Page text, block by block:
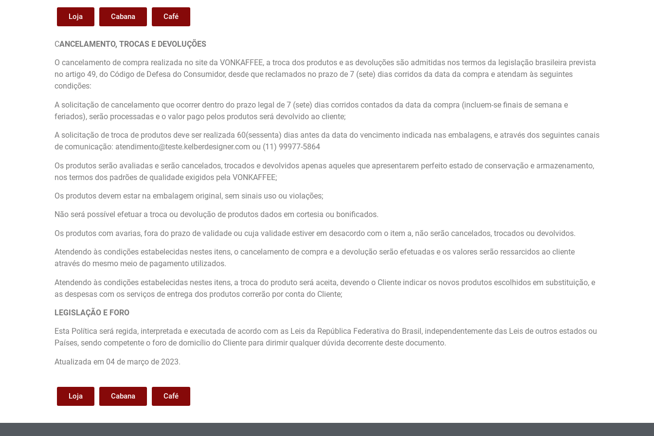
Loja Cabana Café
CANCELAMENTO, TROCAS E DEVOLUÇÕES
O cancelamento de compra realizada no site da VONKAFFEE, a troca dos produtos e as devoluções são admitidas nos termos da legislação brasileira prevista
no artigo 49, do Código de Defesa do Consumidor, desde que reclamados no prazo de 7 (sete) dias corridos da data da compra e atendam às seguintes
condições:
A solicitação de cancelamento que ocorrer dentro do prazo legal de 7 (sete) dias corridos contados da data da compra (incluem-se finais de semana e
feriados), serão processadas e o valor pago pelos produtos será devolvido ao cliente;
A solicitação de troca de produtos deve ser realizada 60(sessenta) dias antes da data do vencimento indicada nas embalagens, e através dos seguintes canais
de comunicação: atendimento@teste.kelberdesigner.com ou (11) 99977-5864
Os produtos serão avaliadas e serão cancelados, trocados e devolvidos apenas aqueles que apresentarem perfeito estado de conservação e armazenamento,
nos termos dos padrões de qualidade exigidos pela VONKAFFEE;
Os produtos devem estar na embalagem original, sem sinais uso ou violações;
Não será possível efetuar a troca ou devolução de produtos dados em cortesia ou bonificados.
Os produtos com avarias, fora do prazo de validade ou cuja validade estiver em desacordo com o item a, não serão cancelados, trocados ou devolvidos.
Atendendo às condições estabelecidas nestes itens, o cancelamento de compra e a devolução serão efetuadas e os valores serão ressarcidos ao cliente
através do mesmo meio de pagamento utilizados.
Atendendo às condições estabelecidas nestes itens, a troca do produto será aceita, devendo o Cliente indicar os novos produtos escolhidos em substituição, e
as despesas com os serviços de entrega dos produtos correrão por conta do Cliente;
LEGISLAÇÃO E FORO
Esta Política será regida, interpretada e executada de acordo com as Leis da República Federativa do Brasil, independentemente das Leis de outros estados ou
Países, sendo competente o foro de domicílio do Cliente para dirimir qualquer dúvida decorrente deste documento.
Atualizada em 04 de março de 2023.
Loja Cabana Café